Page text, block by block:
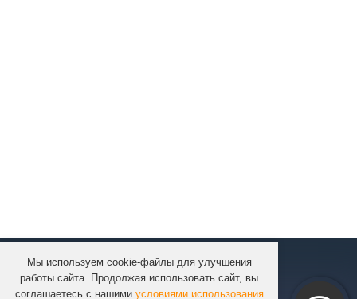
Мы используем cookie-файлы для улучшения
работы сайта. Продолжая использовать сайт, вы
соглашаетесь с нашими условиями использования
КОМПАНИЯ
КАТАЛОГ